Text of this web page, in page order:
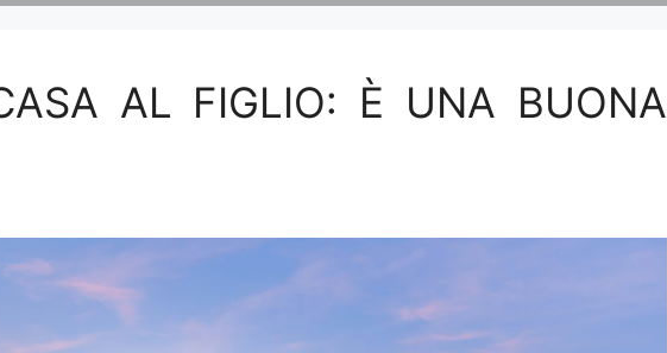
AL FIGLIO: È UNA BUONA